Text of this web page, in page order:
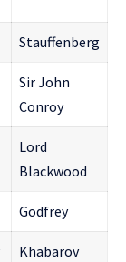
Stauffenberg
Sir John
Conroy
Lord
Blackwood
Godfrey
Khabarov